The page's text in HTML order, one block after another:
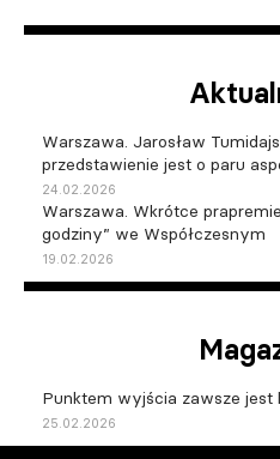
Warszawa. Jarosław
przedstawienie jest o paru
24.02.2026
Warszawa. Wkrótce
godziny” we Współczesnym
19.02.2026
Punktem wyjścia zawsze jest
25.02.2026